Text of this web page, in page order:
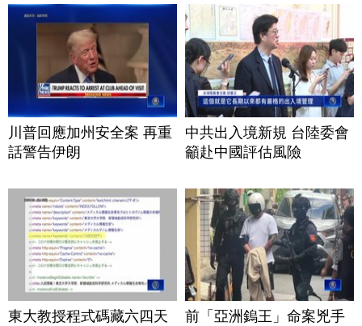
川普回應加州安全案 再重
話警告伊朗
中共出入境新規 台陸委會
籲赴中國評估風險
東大教授程式碼藏六四天
前「亞洲鎢王」命案兇手